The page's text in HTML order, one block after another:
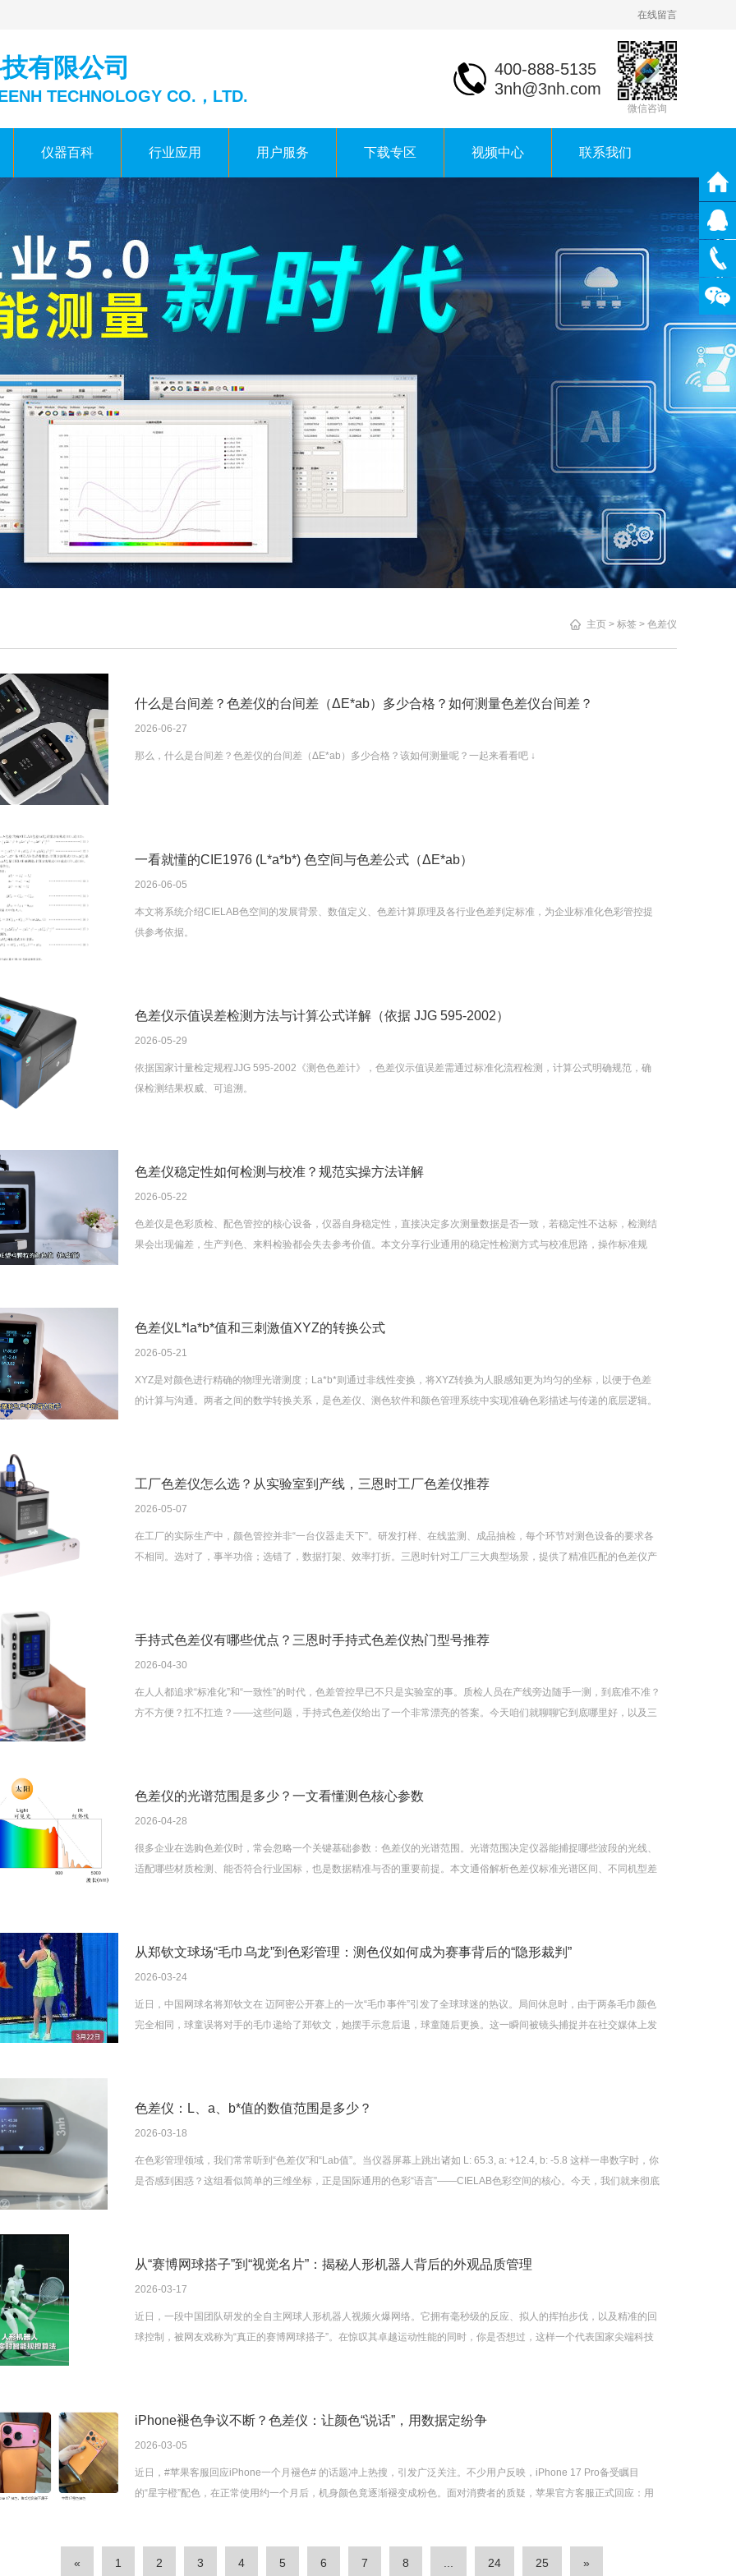
在线留言
有限公司
TECHNOLOGY CO.，LTD.
微信咨询
400-888-5135
3nh@3nh.com
仪器百科 行业应用 用户服务 下载专区 视频中心 联系我们
主页 > 标签 > 色差仪
什么是台间差？色差仪的台间差（ΔE*ab）多少合格？如何测量色差仪台间差？
2026-06-27
那么，什么是台间差？色差仪的台间差（ΔE*ab）多少合格？该如何测量呢？一起来看看吧 ↓
一看就懂的CIE1976 (L*a*b*) 色空间与色差公式（ΔE*ab）
2026-06-05
本文将系统介绍CIELAB色空间的发展背景、数值定义、色差计算原理及各行业色差判定标准，为企业标准化色彩管控提
供参考依据。
色差仪示值误差检测方法与计算公式详解（依据 JJG 595-2002）
2026-05-29
依据国家计量检定规程JJG 595-2002《测色色差计》，色差仪示值误差需通过标准化流程检测，计算公式明确规范，确
保检测结果权威、可追溯。
色差仪稳定性如何检测与校准？规范实操方法详解
2026-05-22
色差仪是色彩质检、配色管控的核心设备，仪器自身稳定性，直接决定多次测量数据是否一致，若稳定性不达标，检测结
果会出现偏差，生产判色、来料检验都会失去参考价值。本文分享行业通用的稳定性检测方式与校准思路，操作标准规
色差仪L*la*b*值和三刺激值XYZ的转换公式
2026-05-21
XYZ是对颜色进行精确的物理光谱测度；La*b*则通过非线性变换，将XYZ转换为人眼感知更为均匀的坐标，以便于色差
的计算与沟通。两者之间的数学转换关系，是色差仪、测色软件和颜色管理系统中实现准确色彩描述与传递的底层逻辑。
工厂色差仪怎么选？从实验室到产线，三恩时工厂色差仪推荐
2026-05-07
在工厂的实际生产中，颜色管控并非“一台仪器走天下”。研发打样、在线监测、成品抽检，每个环节对测色设备的要求各
不相同。选对了，事半功倍；选错了，数据打架、效率打折。三恩时针对工厂三大典型场景，提供了精准匹配的色差仪产
手持式色差仪有哪些优点？三恩时手持式色差仪热门型号推荐
2026-04-30
在人人都追求“标准化”和“一致性”的时代，色差管控早已不只是实验室的事。质检人员在产线旁边随手一测，到底准不准？
方不方便？扛不扛造？——这些问题，手持式色差仪给出了一个非常漂亮的答案。今天咱们就聊聊它到底哪里好，以及三
色差仪的光谱范围是多少？一文看懂测色核心参数
2026-04-28
很多企业在选购色差仪时，常会忽略一个关键基础参数：色差仪的光谱范围。光谱范围决定仪器能捕捉哪些波段的光线、
适配哪些材质检测、能否符合行业国标，也是数据精准与否的重要前提。本文通俗解析色差仪标准光谱区间、不同机型差
从郑钦文球场“毛巾乌龙”到色彩管理：测色仪如何成为赛事背后的“隐形裁判”
2026-03-24
近日，中国网球名将郑钦文在 迈阿密公开赛上的一次“毛巾事件”引发了全球球迷的热议。局间休息时，由于两条毛巾颜色
完全相同，球童误将对手的毛巾递给了郑钦文，她摆手示意后退，球童随后更换。这一瞬间被镜头捕捉并在社交媒体上发
色差仪：L、a、b*值的数值范围是多少？
2026-03-18
在色彩管理领域，我们常常听到“色差仪”和“Lab值”。当仪器屏幕上跳出诸如 L: 65.3, a: +12.4, b: -5.8 这样一串数字时，你
是否感到困惑？这组看似简单的三维坐标，正是国际通用的色彩“语言”——CIELAB色彩空间的核心。今天，我们就来彻底
从“赛博网球搭子”到“视觉名片”：揭秘人形机器人背后的外观品质管理
2026-03-17
近日，一段中国团队研发的全自主网球人形机器人视频火爆网络。它拥有毫秒级的反应、拟人的挥拍步伐，以及精准的回
球控制，被网友戏称为“真正的赛博网球搭子”。在惊叹其卓越运动性能的同时，你是否想过，这样一个代表国家尖端科技
iPhone褪色争议不断？色差仪：让颜色“说话”，用数据定纷争
2026-03-05
近日，#苹果客服回应iPhone一个月褪色# 的话题冲上热搜，引发广泛关注。不少用户反映，iPhone 17 Pro备受瞩目
的“星宇橙”配色，在正常使用约一个月后，机身颜色竟逐渐褪变成粉色。面对消费者的质疑，苹果官方客服正式回应：用
« 1 2 3 4 5 6 7 8 24 25 »